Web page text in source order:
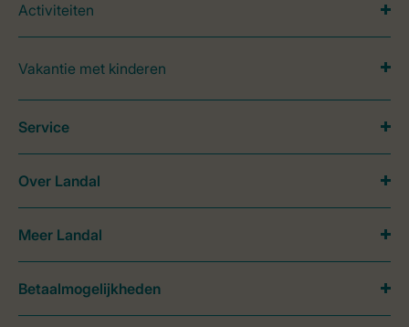
Activiteiten
Vakantie met kinderen
Service
Over Landal
Meer Landal
Betaalmogelijkheden